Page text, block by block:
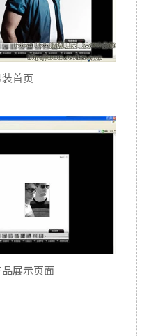
首页
展示页面